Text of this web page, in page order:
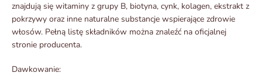
znajdują się witaminy z grupy B, biotyna, cynk, kolagen, ekstrakt z
pokrzywy oraz inne naturalne substancje wspierające zdrowie
włosów. Pełną listę składników można znaleźć na oficjalnej
stronie producenta.
Dawkowanie: